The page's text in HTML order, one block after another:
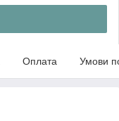
Оплата Умови